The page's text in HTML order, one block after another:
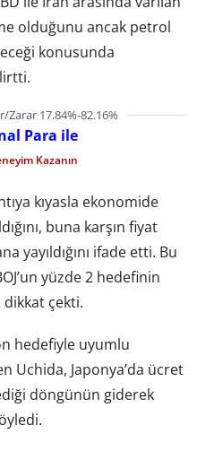
olduğunu ancak petrol
konusunda
17.84%-82.16%
Para ile
Kazanın
kıyasla ekonomide
buna karşın fiyat
yayıldığını ifade etti. Bu
yüzde 2 hedefinin
dikkat çekti.
hedefiyle uyumlu
Uchida, Japonya’da ücret
döngünün giderek